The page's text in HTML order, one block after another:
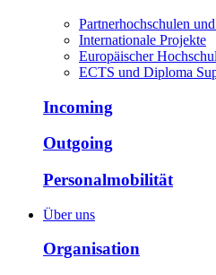
Partnerhochschulen
Internationale Projekte
Europäischer
ECTS und Diploma
Incoming
Outgoing
Personalmobilität
Über uns
Organisation